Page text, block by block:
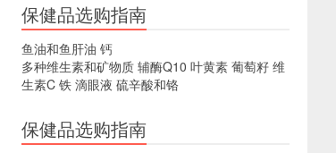
保健品选购指南
鱼油和鱼肝油 钙
多种维生素和矿物质 辅酶Q10 叶黄素 葡萄籽 维
生素C 铁 滴眼液 硫辛酸和铬
保健品选购指南